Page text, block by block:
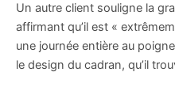
Un autre client souligne la
affirmant qu’il est «
une journée entière au
le design du cadran, qu’il